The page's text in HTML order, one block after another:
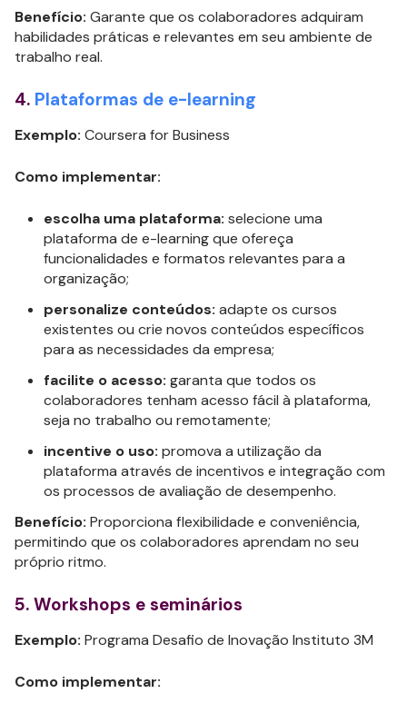
Benefício: Garante que os colaboradores adquiram
habilidades práticas e relevantes em seu ambiente de
trabalho real.
4. Plataformas de e-learning
Exemplo: Coursera for Business
Como implementar:
escolha uma plataforma: selecione uma
plataforma de e-learning que ofereça
funcionalidades e formatos relevantes para a
organização;
personalize conteúdos: adapte os cursos
existentes ou crie novos conteúdos específicos
para as necessidades da empresa;
facilite o acesso: garanta que todos os
colaboradores tenham acesso fácil à plataforma,
seja no trabalho ou remotamente;
incentive o uso: promova a utilização da
plataforma através de incentivos e integração com
os processos de avaliação de desempenho.
Benefício: Proporciona flexibilidade e conveniência,
permitindo que os colaboradores aprendam no seu
próprio ritmo.
5. Workshops e seminários
Exemplo: Programa Desafio de Inovação Instituto 3M
Como implementar: